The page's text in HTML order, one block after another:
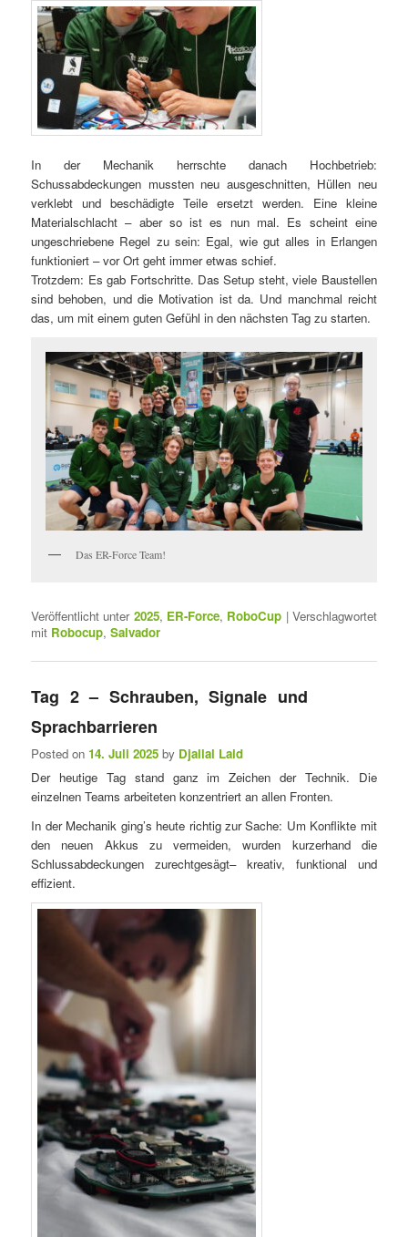
In der Mechanik herrschte danach Hochbetrieb:
Schussabdeckungen mussten neu ausgeschnitten, Hüllen neu
verklebt und beschädigte Teile ersetzt werden. Eine kleine
Materialschlacht – aber so ist es nun mal. Es scheint eine
ungeschriebene Regel zu sein: Egal, wie gut alles in Erlangen
funktioniert – vor Ort geht immer etwas schief.
Trotzdem: Es gab Fortschritte. Das Setup steht, viele Baustellen
sind behoben, und die Motivation ist da. Und manchmal reicht
das, um mit einem guten Gefühl in den nächsten Tag zu starten.
Das ER-Force Team!
Veröffentlicht unter 2025, ER-Force, RoboCup |Verschlagwortet
mit Robocup,Salvador
Tag 2 – Schrauben, Signale und
Sprachbarrieren
Posted on14. Juli 2025 by Djallal Laid
Der heutige Tag stand ganz im Zeichen der Technik. Die
einzelnen Teams arbeiteten konzentriert an allen Fronten.
In der Mechanik ging’s heute richtig zur Sache: Um Konflikte mit
den neuen Akkus zu vermeiden, wurden kurzerhand die
Schlussabdeckungen zurechtgesägt– kreativ, funktional und
effizient.